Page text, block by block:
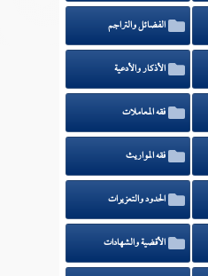
الفضائل والتراجم
الأذكار والأدعية
فقه المعاملات
فقه المواريث
الحدود والتعزيرات
الأقضية والشهادات